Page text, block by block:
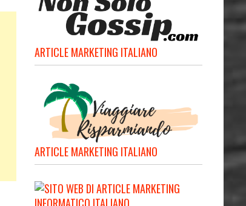
ARTICLE MARKETING ITALIANO
ARTICLE MARKETING ITALIANO